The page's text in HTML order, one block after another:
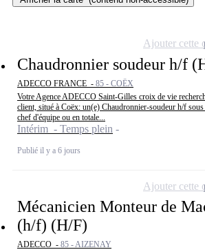
Chaudronnier soudeur h/f
ADECCO FRANCE - 85 - COËX
Votre Agence ADECCO Saint-Gilles croix de vie
client, situé à Coëx: un(e) Chaudronnier-soudeur h/f
chef d'équipe ou en totale...
Intérim - Temps plein
Publié il y a 6 jours
Ajouter cette
Mécanicien Monteur de
(h/f) (H/F)
ADECCO - 85 - AIZENAY
Ajouter cette